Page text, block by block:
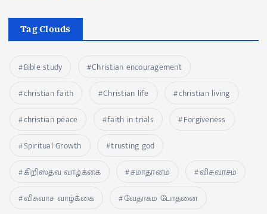
Tag Clouds
Bible study
Christian encouragement
christian faith
Christian life
christian living
christian peace
faith in trials
Forgiveness
Spiritual Growth
trusting god
கிறிஸ்தவ வாழ்க்கை
சமாதானம்
விசுவாசம்
விசுவாச வாழ்க்கை
வேதாகம போதனை